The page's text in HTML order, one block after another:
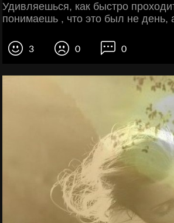
Удивляешься, как быстро
понимаешь , что это был не день,
3 0 0